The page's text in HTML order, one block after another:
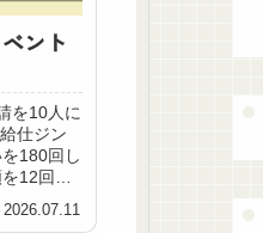
ント
を10人に
仕ジン
180回し
12回し
2026.07.11